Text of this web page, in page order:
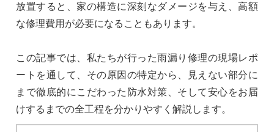
放置すると、家の構造に深刻なダメージを与え、高額
な修理費用が必要になることもあります。
この記事では、私たちが行った雨漏り修理の現場レポ
ートを通して、その原因の特定から、見えない部分に
まで徹底的にこだわった防水対策、そして安心をお届
けするまでの全工程を分かりやすく解説します。